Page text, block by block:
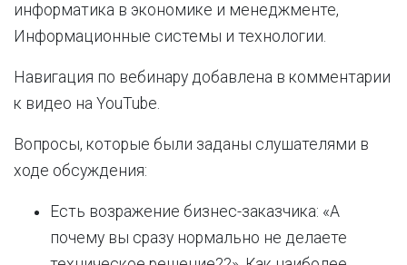
информатика в экономике и менеджменте,
Информационные системы и технологии.
Навигация по вебинару добавлена в комментарии
к видео на YouTube.
Вопросы, которые были заданы слушателями в
ходе обсуждения:
Есть возражение бизнес-заказчика: «А
почему вы сразу нормально не делаете